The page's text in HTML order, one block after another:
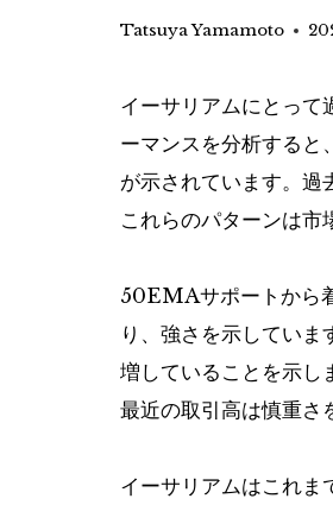
Tatsuya Yamamoto
イーサリアムにとって
ーマンスを分析する
が示されています。過
これらのパターンは市
50EMAサポートから
り、強さを示してい
増していることを示し
最近の取引高は慎重さ
イーサリアムはこれま